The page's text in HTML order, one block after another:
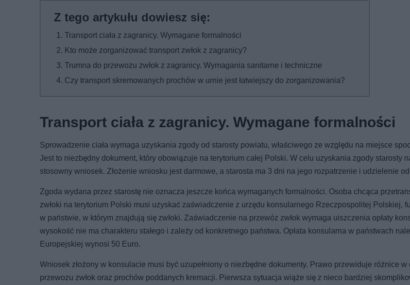
Transport ciała z zagranicy. Wymagane formalności
Kto może zorganizować transport zwłok z zagranicy?
Trumna do przewozu zwłok z zagranicy. Wymagania sanitarne i techniczne
Czy transport skremowanych prochów w urnie jest łatwiejszy do zorganizowania?
Transport ciała z zagranicy. Wymagane formalności
Sprowadzenie ciała wymaga uzyskania zgody od starosty powiatu, właściwego ze względu na miejsce
Jest to niezbędny dokument, który obowiązuje na terytorium całej Polski. W celu uzyskania zgody starosty
stosowny wniosek. Złożenie wniosku jest darmowe, a starosta ma 3 dni na jego rozpatrzenie i udzielenie
Zgoda wydana przez starostę nie oznacza jeszcze końca wymaganych formalności. Osoba chcąca
zwłoki na terytorium Polski musi uzyskać zaświadczenie z urzędu konsularnego Rzeczpospolitej Polskiej,
w państwie, w którym znajdują się zwłoki. Zaświadczenie na przewóz zwłok wymaga uiszczenia opłaty
wysokość nie ma charakteru stałego i zależy od konkretnego państwa. Opłata konsularna w państwach
Europejskiej wynosi 50 Euro.
Wniosek złożony w konsulacie musi być uzupełniony o niezbędne dokumenty. Prawo przewiduje różnice w
przewozu zwłok oraz prochów poddanych kremacji. Pierwsza sytuacja wiąże się z nieco bardziej